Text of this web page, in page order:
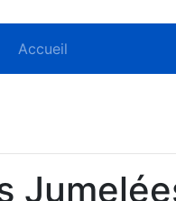
Accueil